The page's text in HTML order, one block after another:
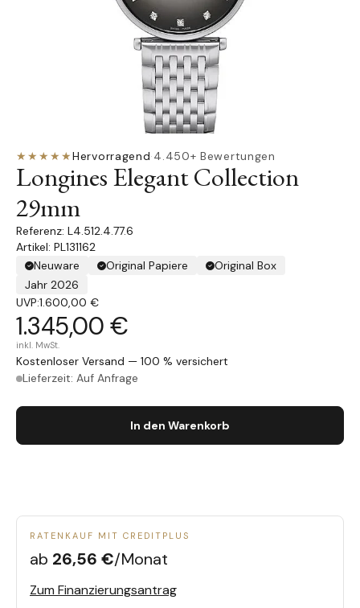
★★★★★Hervorragend·4.450+ Bewertungen
Longines Elegant Collection
29mm
L4.512.4.77.6
Artikel: PL131162
Neuware
Original Papiere
Original Box
Jahr 2026
UVP:1.600,00 €
1.345,00 €
inkl. MwSt.
Kostenloser Versand — 100 % versichert
Lieferzeit: Auf Anfrage
In den Warenkorb
RATENKAUF MIT CREDITPLUS
ab 26,56 €/Monat
Zum Finanzierungsantrag